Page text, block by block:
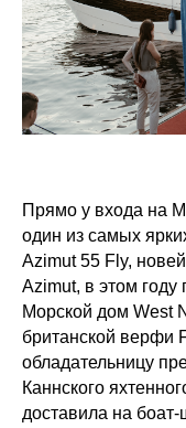
Прямо у входа на
один из самых
Azimut 55 Fly,
Azimut, в этом
Морской дом West
британской верфи
обладательницу
Каннского
доставила на